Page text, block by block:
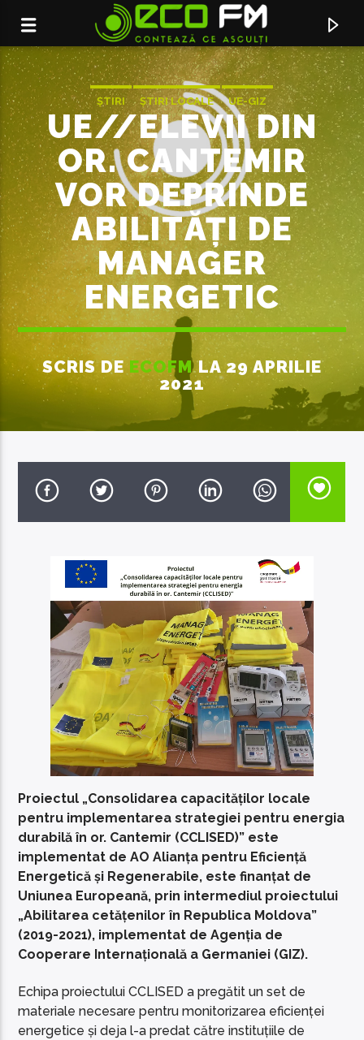
ACUM ÎN DIRECT
SERVICIUL DE PUBLICITATE:
069155998
EcoFM Chisinau
ȘTIRI ȘTIRI LOCALE UE-GIZ
UE//ELEVII DIN
OR. CANTEMIR
VOR DEPRINDE
ABILITĂȚI DE
MANAGER
ENERGETIC
SCRIS DEECOFMLA 29 APRILIE
2021
Proiectul „Consolidarea capacităților locale
pentru implementarea strategiei pentru energia
durabilă în or. Cantemir (CCLISED)” este
implementat de AO Alianța pentru Eficiență
Energetică și Regenerabile, este finanțat de
Uniunea Europeană, prin intermediul proiectului
„Abilitarea cetățenilor în Republica Moldova”
(2019-2021), implementat de Agenția de
Cooperare Internațională a Germaniei (GIZ).
Echipa proiectului CCLISED a pregătit un set de
materiale necesare pentru monitorizarea eficienței
energetice și deja l-a predat către instituțiile de